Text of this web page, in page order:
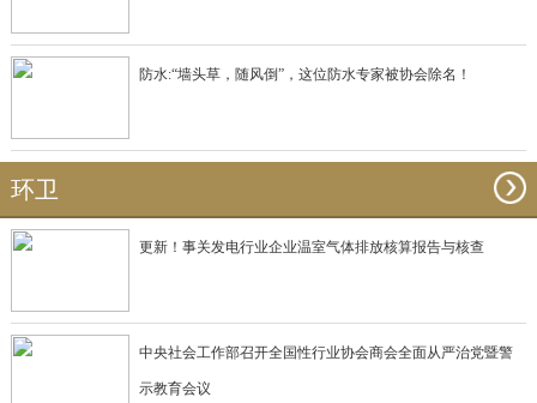
防水:“墙头草，随风倒”，这位防水专家被协会除名！
环卫
更新！事关发电行业企业温室气体排放核算报告与核查
中央社会工作部召开全国性行业协会商会全面从严治党暨警
示教育会议